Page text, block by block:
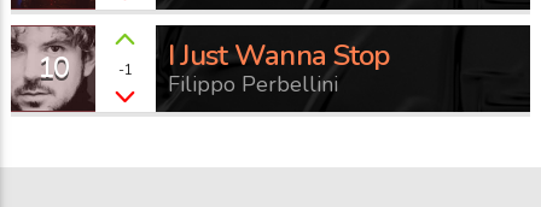
10 -1 I Just Wanna Stop
Filippo Perbellini